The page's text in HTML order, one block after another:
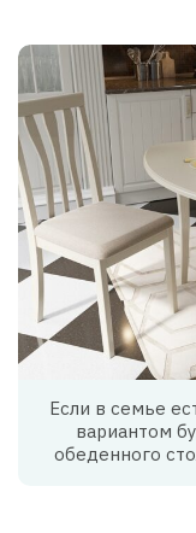
Если в семье
вариантом
обеденного